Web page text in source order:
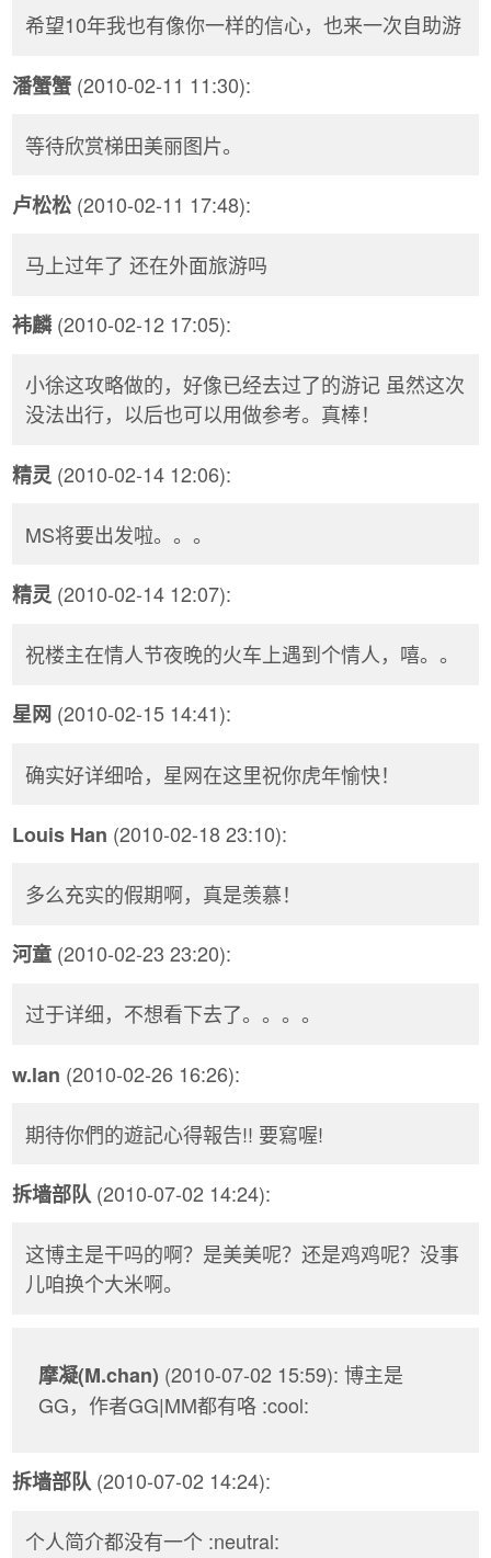
希望10年我也有像你一样的信心，也来一次自助游
潘蟹蟹 (2010-02-11 11:30):
等待欣赏梯田美丽图片。
卢松松 (2010-02-11 17:48):
马上过年了 还在外面旅游吗
袆麟(2010-02-12 17:05):
小徐这攻略做的，好像已经去过了的游记 虽然这次
没法出行，以后也可以用做参考。真棒！
精灵 (2010-02-14 12:06):
MS将要出发啦。。。
精灵 (2010-02-14 12:07):
祝楼主在情人节夜晚的火车上遇到个情人，嘻。。
星网 (2010-02-15 14:41):
确实好详细哈，星网在这里祝你虎年愉快！
Louis Han (2010-02-18 23:10):
多么充实的假期啊，真是羡慕！
河童 (2010-02-23 23:20):
过于详细，不想看下去了。。。。
w.lan (2010-02-26 16:26):
期待你們的遊記心得報告!! 要寫喔!
拆墙部队 (2010-07-02 14:24):
这博主是干吗的啊？是美美呢？还是鸡鸡呢？没事
儿咱换个大米啊。
摩凝(M.chan) (2010-07-02 15:59): 博主是
GG，作者GG|MM都有咯 :cool:
拆墙部队 (2010-07-02 14:24):
个人简介都没有一个 :neutral: